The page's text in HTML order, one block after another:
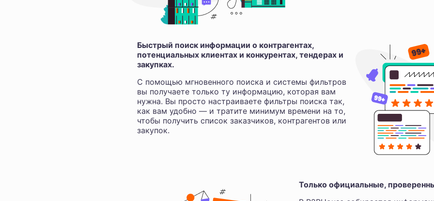
Быстрый поиск информации о контрагентах,
потенциальных клиентах и конкурентах, тендерах и
закупках.
С помощью мгновенного поиска и системы фильтров
вы получаете только ту информацию, которая вам
нужна. Вы просто настраиваете фильтры поиска так,
как вам удобно — и тратите минимум времени на то,
чтобы получить список заказчиков, контрагентов или
закупок.
Только официальные,